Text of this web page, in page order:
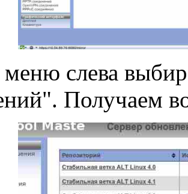
меню слева
Получаем